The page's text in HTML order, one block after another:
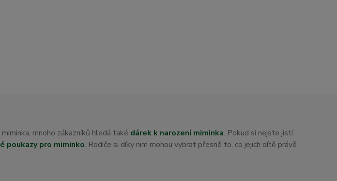
mnoho zákazníků hledá také dárek k narození miminka. Pokud si nejste jistí
poukazy pro miminko. Rodiče si díky nim mohou vybrat přesně to, co jejich dítě právě